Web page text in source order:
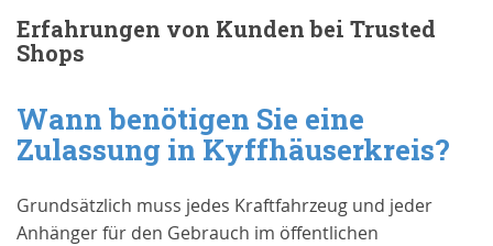
Erfahrungen von Kunden bei Trusted
Shops
Wann benötigen Sie eine
Zulassung in Kyffhäuserkreis?
Grundsätzlich muss jedes Kraftfahrzeug und jeder
Anhänger für den Gebrauch im öffentlichen